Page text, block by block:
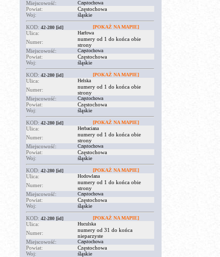
Miejscowość: Częstochowa
Powiat:
Częstochowa
Woj:
śląskie
KOD: 42-280 [id] [POKAŻ NA MAPIE]
Ulica: Harfowa
Numer:
numery od 1 do końca obie
strony
Miejscowość:
Częstochowa
Powiat:
Częstochowa
Woj:
śląskie
KOD: 42-280 [id] [POKAŻ NA MAPIE]
Ulica: Helska
Numer:
numery od 1 do końca obie
strony
Miejscowość:
Częstochowa
Powiat:
Częstochowa
Woj:
śląskie
KOD: 42-280 [id] [POKAŻ NA MAPIE]
Ulica: Herbaciana
Numer:
numery od 1 do końca obie
strony
Miejscowość:
Częstochowa
Powiat:
Częstochowa
Woj:
śląskie
KOD: 42-280 [id] [POKAŻ NA MAPIE]
Ulica: Hodowlana
Numer:
numery od 1 do końca obie
strony
Miejscowość:
Częstochowa
Powiat:
Częstochowa
Woj:
śląskie
KOD: 42-280 [id] [POKAŻ NA MAPIE]
Ulica: Huculska
Numer:
numery od 31 do końca
nieparzyste
Miejscowość:
Częstochowa
Powiat:
Częstochowa
Woj:
śląskie